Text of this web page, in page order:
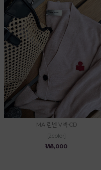
MA 린넨 V넥-CD
[2color]
₩113,000